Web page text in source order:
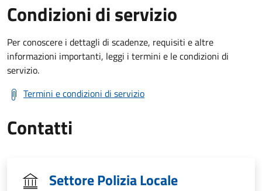
Condizioni di servizio
Per conoscere i dettagli di scadenze, requisiti e altre
informazioni importanti, leggi i termini e le condizioni di
servizio.
Termini e condizioni di servizio
Contatti
Settore Polizia Locale